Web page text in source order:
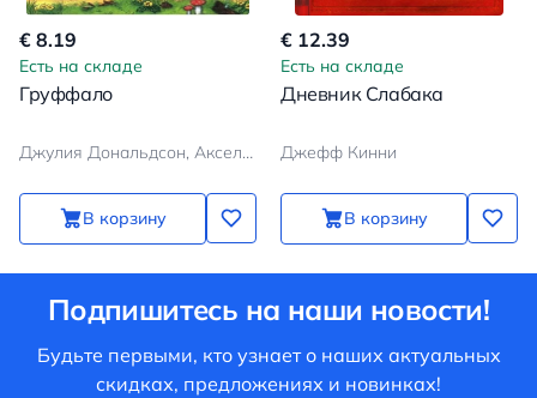
€ 8.19
Есть на складе
Груффало
Джулия Дональдсон, Аксель Шеффлер
В корзину
€ 12.39
Есть на складе
Дневник Слабака
Джефф Кинни
В корзину
Подпишитесь на наши новости!
Будьте первыми, кто узнает о наших актуальных
скидках, предложениях и новинках!